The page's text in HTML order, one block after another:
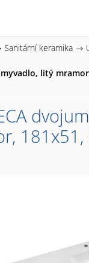
Sanitární keramika /
litý
181x51,